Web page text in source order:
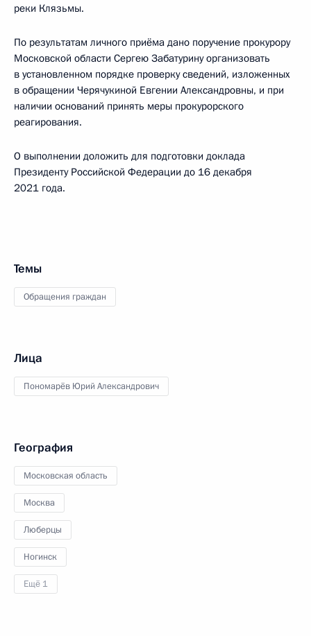
реки Клязьмы.
По результатам личного приёма дано поручение прокурору
Московской области Сергею Забатурину организовать
в установленном порядке проверку сведений, изложенных
в обращении Черячукиной Евгении Александровны, и при
наличии оснований принять меры прокурорского
реагирования.
О выполнении доложить для подготовки доклада
Президенту Российской Федерации до 16 декабря
2021 года.
Темы
Обращения граждан
Лица
Пономарёв Юрий Александрович
География
Московская область
Москва
Люберцы
Ногинск
Ещё 1